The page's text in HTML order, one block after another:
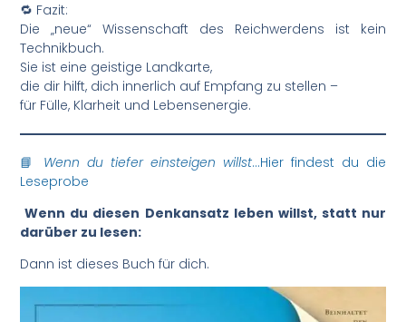
🔁 Fazit:
Die „neue“ Wissenschaft des Reichwerdens ist kein
Technikbuch.
Sie ist eine geistige Landkarte,
die dir hilft, dich innerlich auf Empfang zu stellen –
für Fülle, Klarheit und Lebensenergie.
📘 Wenn du tiefer einsteigen willst…Hier findest du die
Leseprobe
Wenn du diesen Denkansatz leben willst, statt nur
darüber zu lesen:
Dann ist dieses Buch für dich.